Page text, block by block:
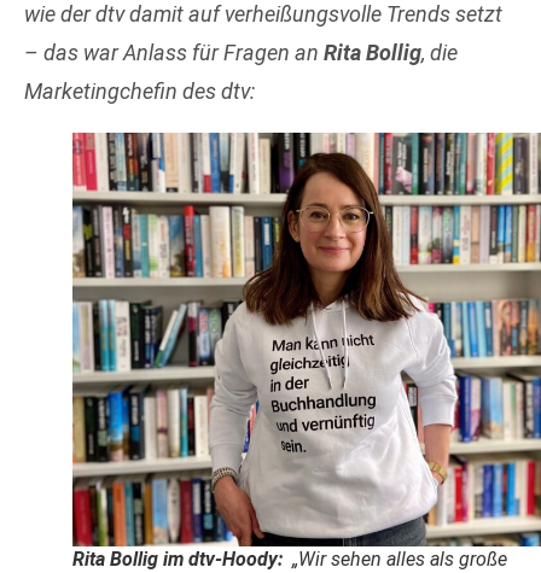
wie der dtv damit auf verheißungsvolle Trends setzt
– das war Anlass für Fragen an Rita Bollig, die
Marketingchefin des dtv:
Rita Bollig im dtv-Hoody: „Wir sehen alles als große